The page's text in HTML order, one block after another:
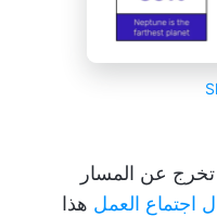
عن المسار
اجتماع العمل هذا